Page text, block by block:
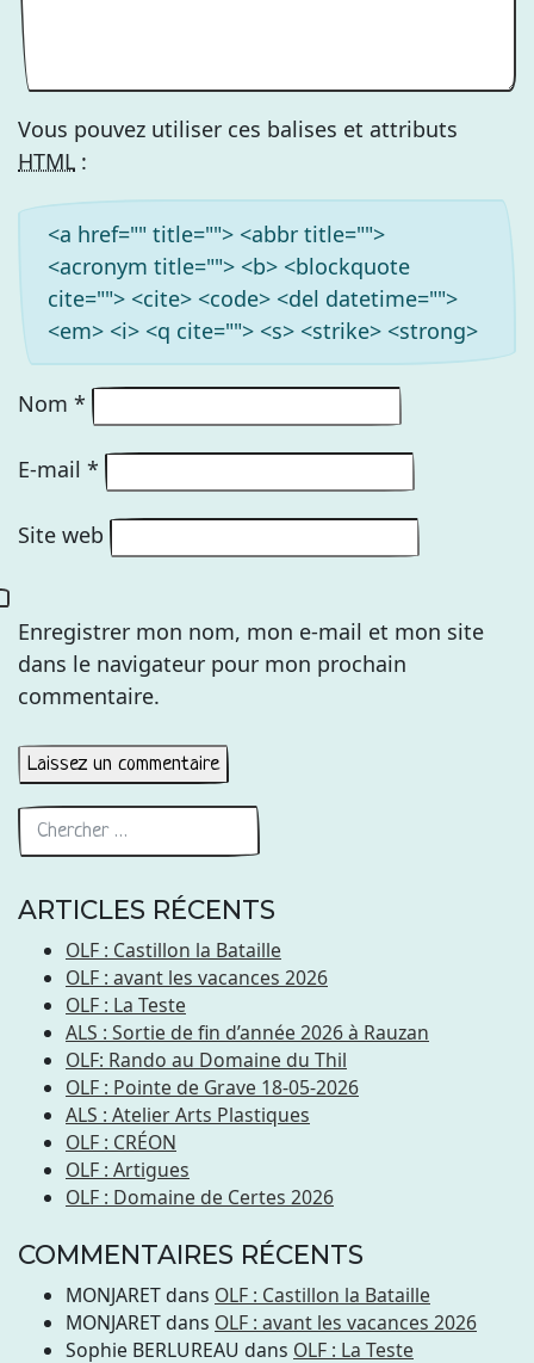
Vous pouvez utiliser ces balises et attributs
HTML :
<a href="" title=""> <abbr title="">
<acronym title=""> <b> <blockquote
cite=""> <cite> <code> <del datetime="">
<em> <i> <q cite=""> <s> <strike> <strong>
Nom *
E-mail *
Site web
Enregistrer mon nom, mon e-mail et mon site
dans le navigateur pour mon prochain
commentaire.
ARTICLES RÉCENTS
OLF : Castillon la Bataille
OLF : avant les vacances 2026
OLF : La Teste
ALS : Sortie de fin d’année 2026 à Rauzan
OLF: Rando au Domaine du Thil
OLF : Pointe de Grave 18-05-2026
ALS : Atelier Arts Plastiques
OLF : CRÉON
OLF : Artigues
OLF : Domaine de Certes 2026
COMMENTAIRES RÉCENTS
MONJARETdans OLF : Castillon la Bataille
MONJARETdans OLF : avant les vacances 2026
Sophie BERLUREAU dans OLF : La Teste